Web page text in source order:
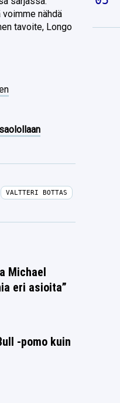
nähdä
tavoite, Longo
VALTTERI BOTTAS
Michael
eri asioita”
-pomo kuin